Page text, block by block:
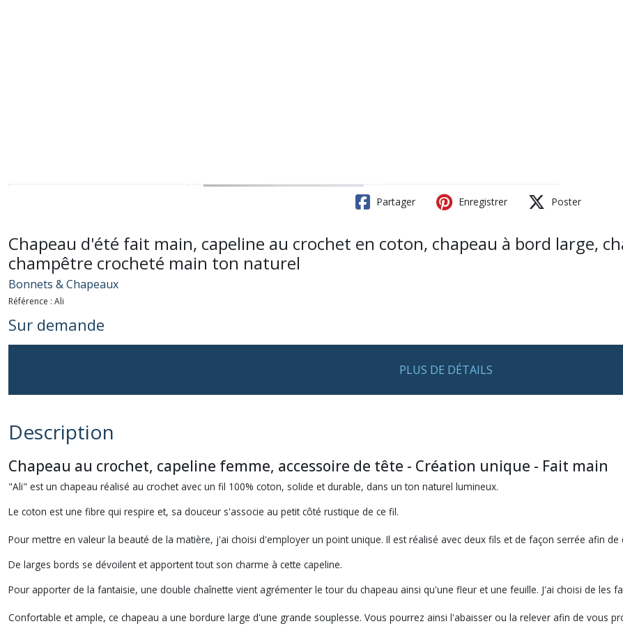
Partager Enregistrer Poster
Chapeau d'été fait main, capeline au crochet en coton, chapeau à bord large,
champêtre crocheté main ton naturel
Bonnets & Chapeaux
Référence : Ali
Sur demande
PLUS DE DÉTAILS
Description
Chapeau au crochet, capeline femme, accessoire de tête - Création unique - Fait main
"Ali" est un chapeau réalisé au crochet avec un fil 100% coton, solide et durable, dans un ton naturel lumineux.
Le coton est une fibre qui respire et, sa douceur s'associe au petit côté rustique de ce fil.
Pour mettre en valeur la beauté de la matière, j'ai choisi d'employer un point unique. Il est réalisé avec deux fils et de façon serrée afin
De larges bords se dévoilent et apportent tout son charme à cette capeline.
Pour apporter de la fantaisie, une double chaînette vient agrémenter le tour du chapeau ainsi qu'une fleur et une feuille. J'ai choisi de les
Confortable et ample, ce chapeau a une bordure large d'une grande souplesse. Vous pourrez ainsi l'abaisser ou la relever afin de vous